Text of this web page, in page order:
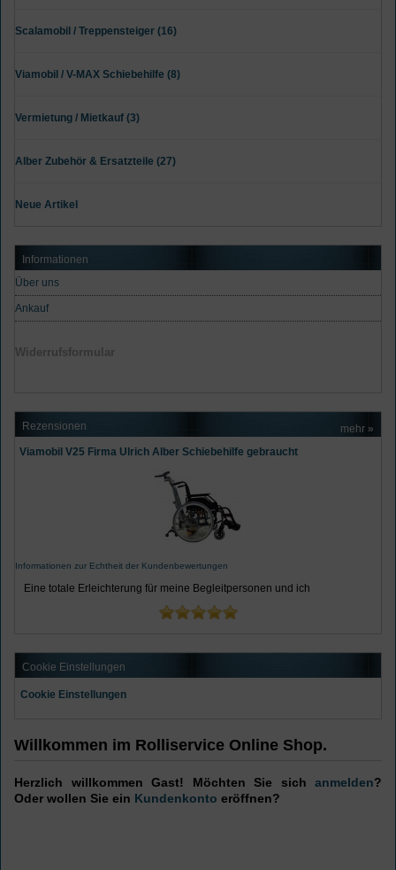
Scalamobil / Treppensteiger (16)
Viamobil / V-MAX Schiebehilfe (8)
Vermietung / Mietkauf (3)
Alber Zubehör & Ersatzteile (27)
Neue Artikel
Informationen
Über uns
Ankauf
Widerrufsformular
Rezensionen mehr »
Viamobil V25 Firma Ulrich Alber Schiebehilfe gebraucht
Informationen zur Echtheit der Kundenbewertungen
Eine totale Erleichterung für meine Begleitpersonen und ich
Cookie Einstellungen
Cookie Einstellungen
Willkommen im Rolliservice Online Shop.
Herzlich willkommen Gast! Möchten Sie sich anmelden?
Oder wollen Sie ein Kundenkonto eröffnen?